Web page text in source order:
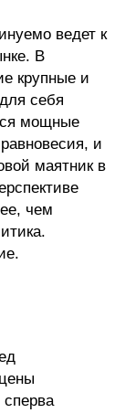
ведет к
В
крупные и
себя
мощные
и
маятник в
чем